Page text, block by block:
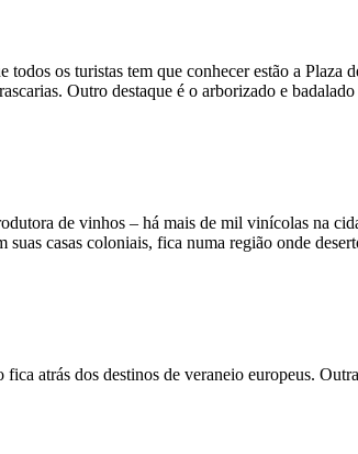
os turistas tem que conhecer estão a Plaza
Outro destaque é o arborizado e
de vinhos – há mais de mil vinícolas na
casas coloniais, fica numa região onde
atrás dos destinos de veraneio europeus.